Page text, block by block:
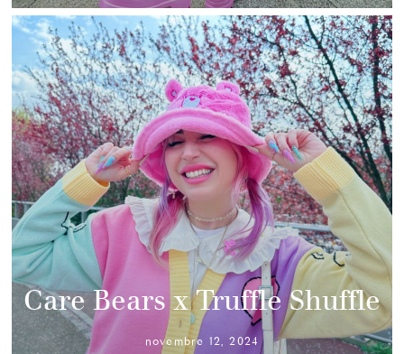
Care Bears x Truffle Shuffle
novembre 12, 2024